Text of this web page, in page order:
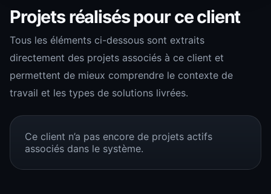
Projets réalisés pour ce client
Tous les éléments ci-dessous sont extraits
directement des projets associés à ce client et
permettent de mieux comprendre le contexte de
travail et les types de solutions livrées.
Ce client n’a pas encore de projets actifs
associés dans le système.